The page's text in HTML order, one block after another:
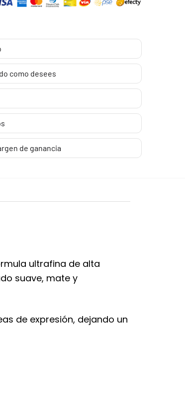
como desees
de ganancia
ultrafina de alta
suave, mate y
de expresión, dejando un